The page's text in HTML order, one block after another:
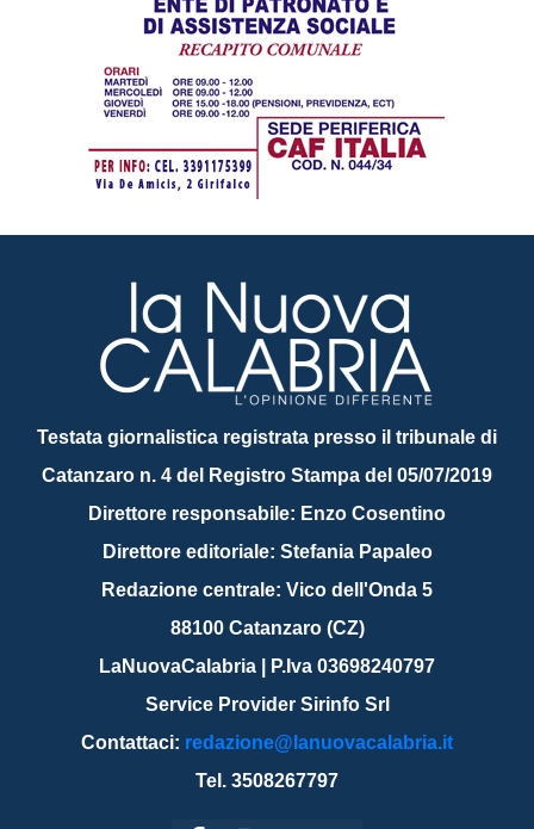
Testata giornalistica registrata presso il tribunale di
Catanzaro n. 4 del Registro Stampa del 05/07/2019
Direttore responsabile: Enzo Cosentino
Direttore editoriale: Stefania Papaleo
Redazione centrale: Vico dell'Onda 5
88100 Catanzaro (CZ)
LaNuovaCalabria | P.Iva 03698240797
Service Provider Sirinfo Srl
Contattaci: redazione@lanuovacalabria.it
Tel. 3508267797